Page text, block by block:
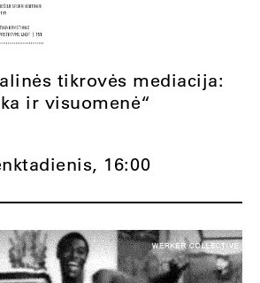
16:00
tikrovės mediacija:
ir visuomenė“